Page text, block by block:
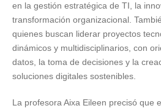
en la gestión estratégica de TI, la
transformación organizacional.
quienes buscan liderar proyectos
dinámicos y multidisciplinarios, con
datos, la toma de decisiones y la
soluciones digitales sostenibles.
La profesora Aixa Eileen precisó que